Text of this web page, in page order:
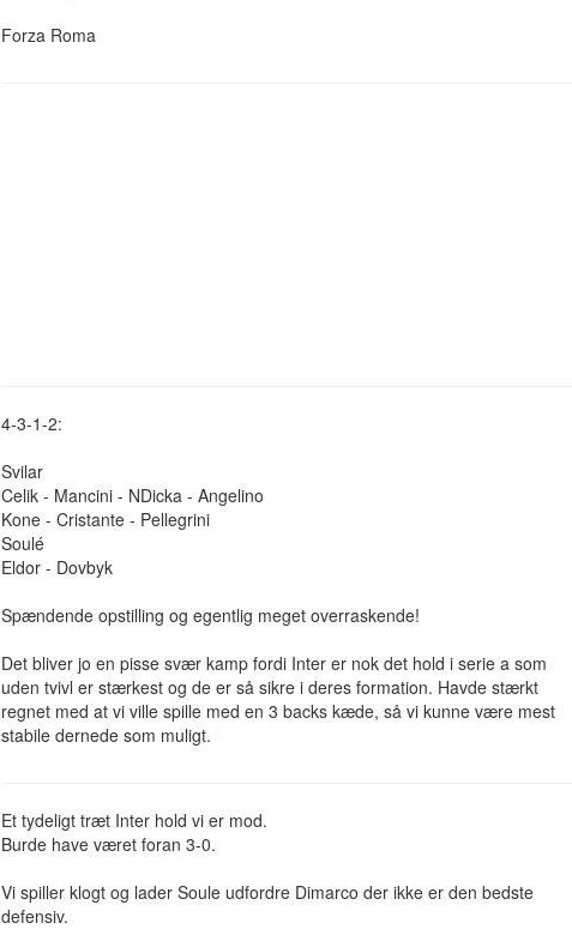
Forza Roma
4-3-1-2:
Svilar
Celik - Mancini - NDicka - Angelino
Kone - Cristante - Pellegrini
Soulé
Eldor - Dovbyk
Spændende opstilling og egentlig meget overraskende!
Det bliver jo en pisse svær kamp fordi Inter er nok det hold i serie a som
uden tvivl er stærkest og de er så sikre i deres formation. Havde stærkt
regnet med at vi ville spille med en 3 backs kæde, så vi kunne være mest
stabile dernede som muligt.
Et tydeligt træt Inter hold vi er mod.
Burde have været foran 3-0.
Vi spiller klogt og lader Soule udfordre Dimarco der ikke er den bedste
defensiv.